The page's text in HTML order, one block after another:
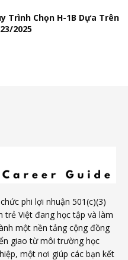
Trình Chọn H-1B Dựa Trên
2025
phi lợi nhuận 501(c)(3)
Việt đang học tập và làm
một nền tảng cộng đồng
giao từ môi trường học
một nơi giúp các bạn kết